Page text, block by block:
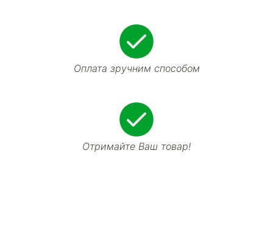
Оплата зручним способом
Отримайте Ваш товар!